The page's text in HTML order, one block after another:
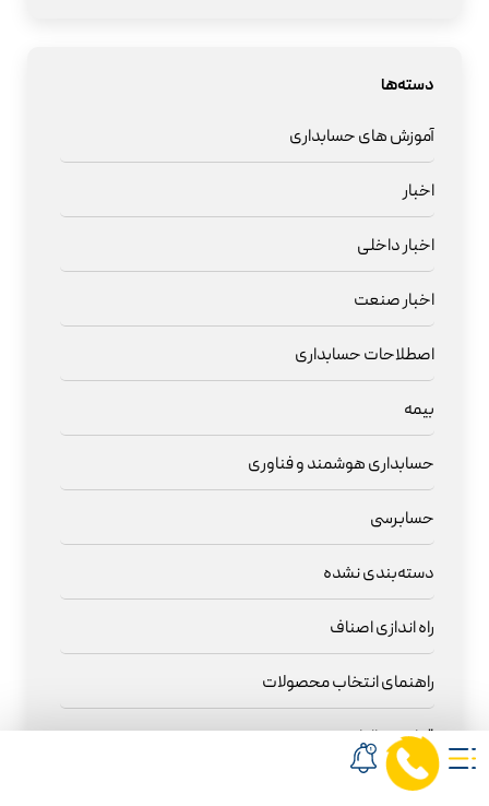
دسته‌ها
آموزش های حسابداری
اخبار
اخبار داخلی
اخبار صنعت
اصطلاحات حسابداری
بیمه
حسابداری هوشمند و فناوری
حسابرسی
دسته‌بندی نشده
راه اندازی اصناف
راهنمای انتخاب محصولات
قوانین مالیاتی
محک در استان‌های ایران